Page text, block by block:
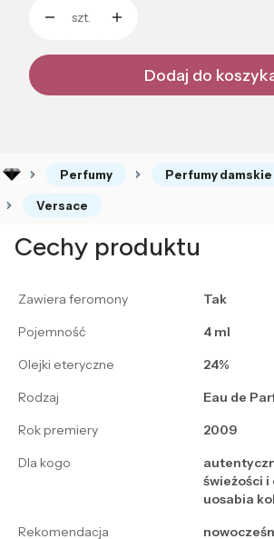
szt.
Dodaj do
Perfumy Perfumy
Versace
Cechy produktu
Zawiera feromony
Tak
Pojemność
4 ml
Olejki eteryczne
24%
Rodzaj
Eau de
Rok premiery
2009
Dla kogo
świeżości
uosabia
Rekomendacja